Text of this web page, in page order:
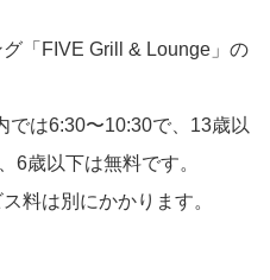
「FIVE Grill & Lounge」の
では6:30〜10:30で、13歳以
6歳以下は無料です。
料は別にかかります。